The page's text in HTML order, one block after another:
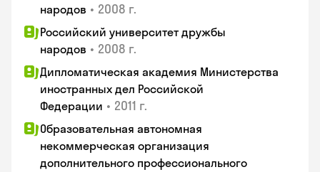
народов • 2008 г.
Российский университет дружбы
народов • 2008 г.
Дипломатическая академия Министерства
иностранных дел Российской
Федерации • 2011 г.
Образовательная автономная
некоммерческая организация
дополнительного профессионального